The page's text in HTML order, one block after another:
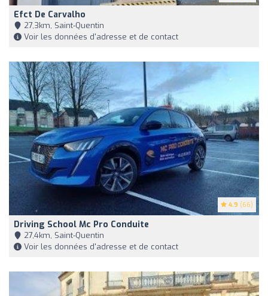
Efct De Carvalho
27,3km, Saint-Quentin
Voir les données d'adresse et de contact
4.9 (66)
Driving School Mc Pro Conduite
27,4km, Saint-Quentin
Voir les données d'adresse et de contact